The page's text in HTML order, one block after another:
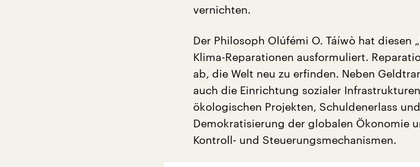
vernichten.
Der Philosoph Olúfémi O. Táíwò hat diesen
Klima-Reparationen ausformuliert.
ab, die Welt neu zu erfinden. Neben
auch die Einrichtung sozialer
ökologischen Projekten, Schuldenerlass
Demokratisierung der globalen Ökonomie
Kontroll- und Steuerungsmechanismen.